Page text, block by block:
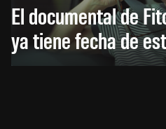
El documental de
ya tiene fecha de